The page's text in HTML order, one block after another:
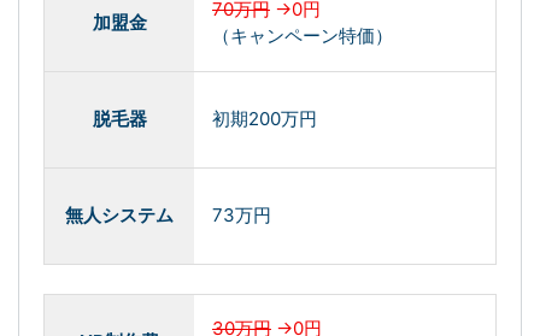
加盟金
70万円 →0円
（キャンペーン特価）
脱毛器 初期200万円
無人システム 73万円
30万円 →0円